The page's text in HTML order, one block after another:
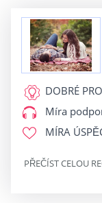
DOBRÉ PRO
Míra
MÍRA
PŘEČÍST CELOU